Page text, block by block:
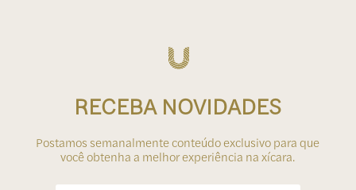
RECEBA NOVIDADES
Postamos semanalmente conteúdo exclusivo para que
você obtenha a melhor experiência na xícara.